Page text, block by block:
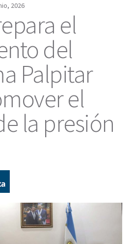
2026
el
del
Palpitar
el
la presión